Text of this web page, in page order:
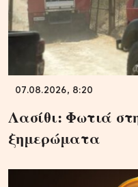
07.08.2026, 8:20
Λασίθι: Φωτιά
ξημερώματα